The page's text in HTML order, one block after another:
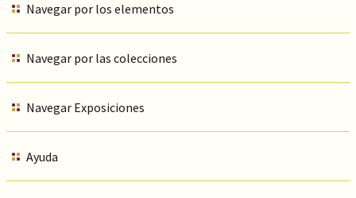
Navegar por los elementos
Navegar por las colecciones
Navegar Exposiciones
Ayuda